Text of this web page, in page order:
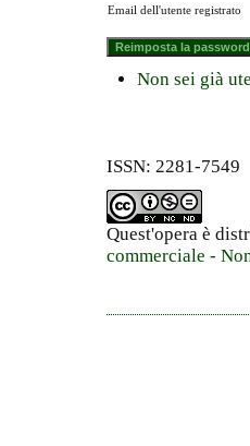
Email dell'utente registrato
Non sei già
ISSN: 2281-7549
Quest'opera è
commerciale -